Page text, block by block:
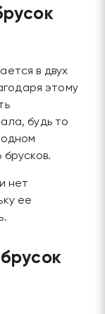
в двух
этому
будь то
нет
ее